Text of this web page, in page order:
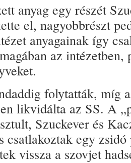
anyag egy részét
el, nagyobbrészt
anya­gainak így
az intézetben,
folytatták, míg
likvidálta az SS. A
Szuckever és
csatlakoztak egy
vissza a szovjet